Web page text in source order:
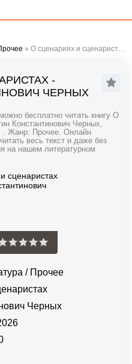
» О сценариях и сценаристах - Валентин Константинович Черных
-
ЧЕРНЫХ
бесплатно читать книгу О
Константинович Черных,
. Жанр: Прочее. Онлайн
весь текст и даже без
на нашем литературном
/ Прочее
Черных